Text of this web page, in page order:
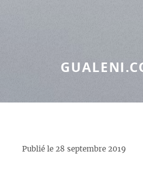
Publié le 28 septembre 2019